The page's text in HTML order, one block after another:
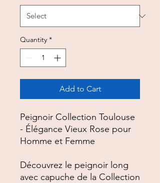
Quantity *
Add to Cart
Peignoir Collection Toulouse
- Élégance Vieux Rose pour
Homme et Femme
Découvrez le peignoir long
avec capuche de la Collection